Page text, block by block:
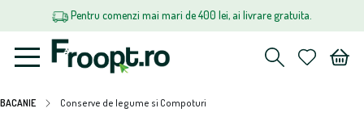
Pentru comenzi mai mari de 400 lei, ai livrare gratuita.
BACANIE Conserve de legume si Compoturi